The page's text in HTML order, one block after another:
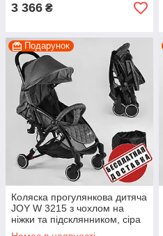
3 366 ₴
Подарунок
Коляска прогулянкова дитяча
JOY W 3215 з чохлом на
ніжки та підсклянником, сіра